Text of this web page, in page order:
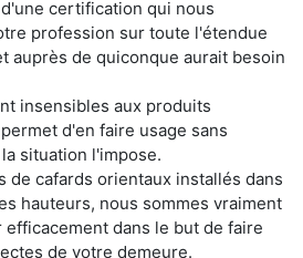
certification qui nous
profession sur toute l'étendue
auprès de quiconque aurait besoin
insensibles aux produits
d'en faire usage sans
situation l'impose.
de cafards orientaux installés dans
hauteurs, nous sommes vraiment
dans le but de faire
de votre demeure.